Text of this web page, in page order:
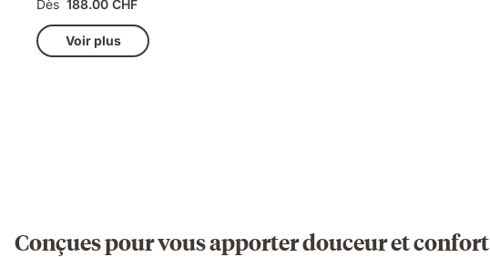
Dès 188.00 CHF
Voir plus
Conçues pour vous apporter douceur et confort